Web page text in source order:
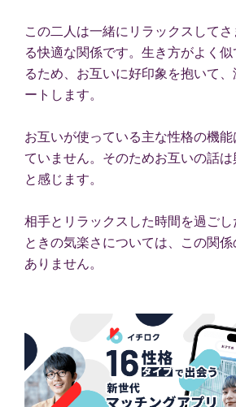
この二人は一緒にリラックスして
る快適な関係です。生き方がよく似
るため、お互いに好印象を抱いて
ートします。
お互いが使っている主な性格の機
ていません。そのためお互いの話
と感じます。
相手とリラックスした時間を過ご
ときの気楽さについては、この関
ありません。